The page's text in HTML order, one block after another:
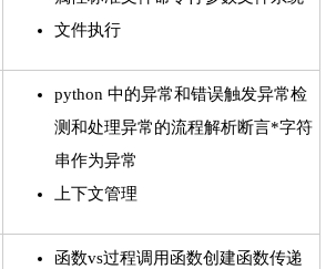
文件执行
python 中的异常和错误触发异常检
测和处理异常的流程解析断言*字符
串作为异常
上下文管理
函数vs过程调用函数创建函数传递